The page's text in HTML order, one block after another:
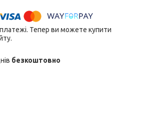
платежі. Тепер ви можете купити
безкоштовно